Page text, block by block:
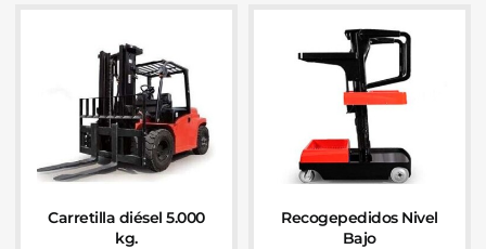
Carretilla diésel 5.000
kg.
Recogepedidos Nivel
Bajo